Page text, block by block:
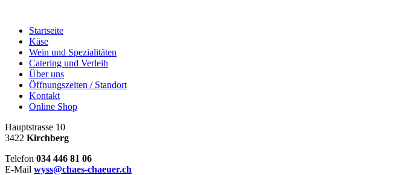
Startseite
Käse
Wein und Spezialitäten
Catering und Verleih
Über uns
Öffnungszeiten / Standort
Kontakt
Online Shop
Hauptstrasse 10
3422 Kirchberg
Telefon 034 446 81 06
E-Mail wyss@chaes-chaeuer.ch